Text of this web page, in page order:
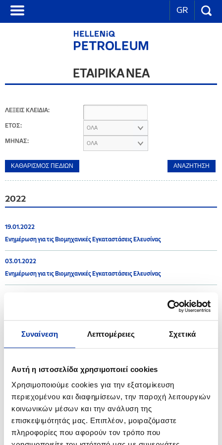
Συναίνεση Λεπτομέρειες Σχετικά
Αυτή η ιστοσελίδα χρησιμοποιεί cookies
Χρησιμοποιούμε cookies για την εξατομίκευση
περιεχομένου και διαφημίσεων, την παροχή λειτουργιών
κοινωνικών μέσων και την ανάλυση της
επισκεψιμότητάς μας. Επιπλέον, μοιραζόμαστε
πληροφορίες που αφορούν τον τρόπο που
GR
ΕΤΑΙΡΙΚΑ ΝΕΑ
ΛΕΞΕΙΣ ΚΛΕΙΔΙΑ:
ΕΤΟΣ: ΟΛΑ
ΜΗΝΑΣ: ΟΛΑ
2022
19.01.2022
Ενημέρωση για τις Βιομηχανικές Εγκαταστάσεις Ελευσίνας
03.01.2022
Ενημέρωση για τις Βιομηχανικές Εγκαταστάσεις Ελευσίνας
08.12.2021
Ενημέρωση για τις Βιομηχανικές Εγκαταστάσεις Ελευσίνας
08.10.2021
Ανακοίνωση - Βιομηχανικές Εγκαταστάσεις Ελευσίνας